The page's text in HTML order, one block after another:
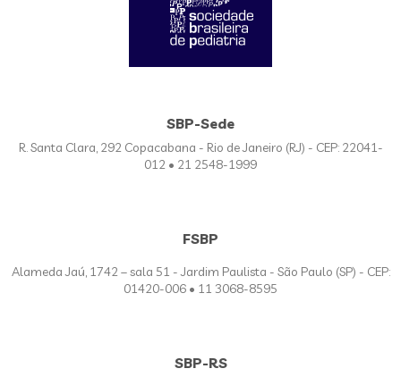
SBP-Sede
R. Santa Clara, 292 Copacabana - Rio de Janeiro (RJ) - CEP: 22041-
012 • 21 2548-1999
FSBP
Alameda Jaú, 1742 – sala 51 - Jardim Paulista - São Paulo (SP) - CEP:
01420-006 • 11 3068-8595
SBP-RS